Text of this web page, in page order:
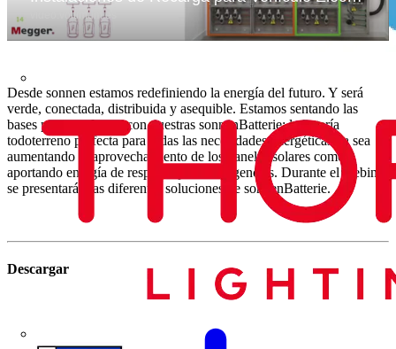
Desde sonnen estamos redefiniendo la energía del futuro. Y será
verde, conectada, distribuida y asequible. Estamos sentando las
bases para ese futuro con nuestras sonnenBatterie: la batería
todoterreno perfecta para todas las necesidades energéticas ya sea
aumentando el aprovechamiento de los paneles solares como
aportando energía de respaldo para emergencias. Durante el webinar
se presentarán las diferentes soluciones de sonnenBatterie.
Descargar